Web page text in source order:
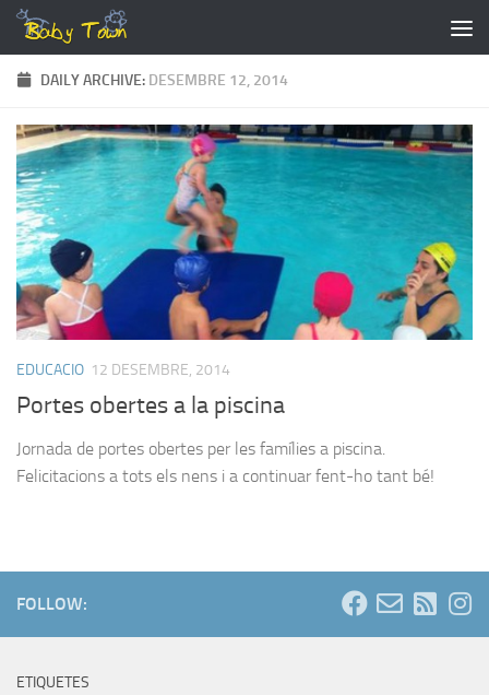
Skip to content
DAILY ARCHIVE: DESEMBRE 12, 2014
EDUCACIO 12 DESEMBRE, 2014
Portes obertes a la piscina
Jornada de portes obertes per les famílies a piscina.
Felicitacions a tots els nens i a continuar fent-ho tant bé!
FOLLOW:
ETIQUETES